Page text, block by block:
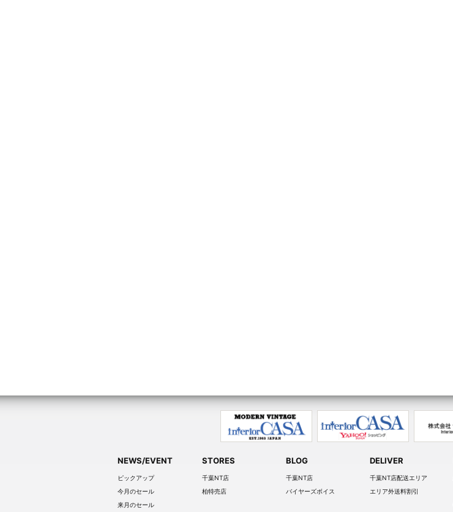
NEWS/EVENT
ピックアップ
今月のセール
来月のセール
STORES
千葉NT店
柏特売店
BLOG
千葉NT店
バイヤーズボイス
DELIVER
千葉NT店配送エリア
エリア外送料割引